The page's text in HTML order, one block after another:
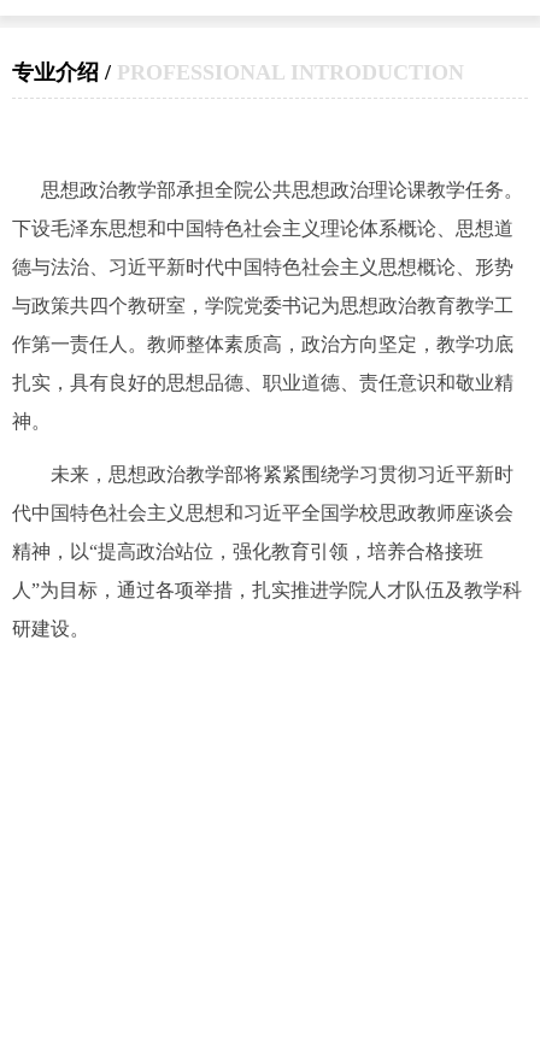
专业介绍 / PROFESSIONAL INTRODUCTION
思想政治教学部承担全院公共思想政治理论课教学任务。
下设毛泽东思想和中国特色社会主义理论体系概论、思想道
德与法治、习近平新时代中国特色社会主义思想概论、形势
与政策共四个教研室，学院党委书记为思想政治教育教学工
作第一责任人。教师整体素质高，政治方向坚定，教学功底
扎实，具有良好的思想品德、职业道德、责任意识和敬业精
神。
未来，思想政治教学部将紧紧围绕学习贯彻习近平新时
代中国特色社会主义思想和习近平全国学校思政教师座谈会
精神，以“提高政治站位，强化教育引领，培养合格接班
人”为目标，通过各项举措，扎实推进学院人才队伍及教学科
研建设。